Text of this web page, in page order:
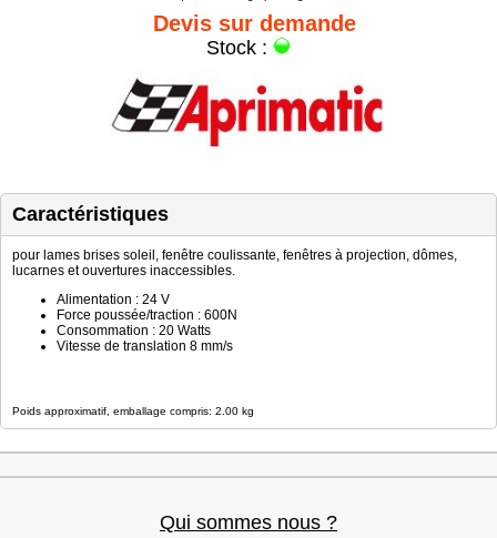
Devis sur demande
Stock :
Caractéristiques
pour lames brises soleil, fenêtre coulissante, fenêtres à projection, dômes,
lucarnes et ouvertures inaccessibles.
Alimentation : 24 V
Force poussée/traction : 600N
Consommation : 20 Watts
Vitesse de translation 8 mm/s
Poids approximatif, emballage compris: 2.00 kg
Qui sommes nous ?